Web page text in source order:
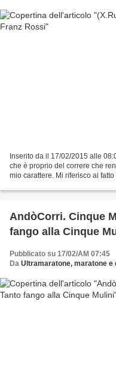
Inserito da il 17/02/2015 alle
che è proprio del correre che
mio carattere. Mi riferisco al
AndòCorri. Cinque
fango alla Cinque
Pubblicato su 17/02/AM 07:45
Da Ultramaratone, maratone e